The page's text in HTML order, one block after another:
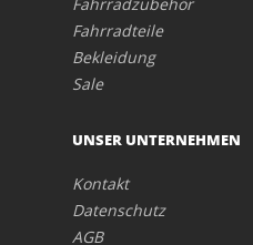
Fahrradteile
Bekleidung
Sale
UNSER UNTERNEHMEN
Kontakt
Datenschutz
AGB